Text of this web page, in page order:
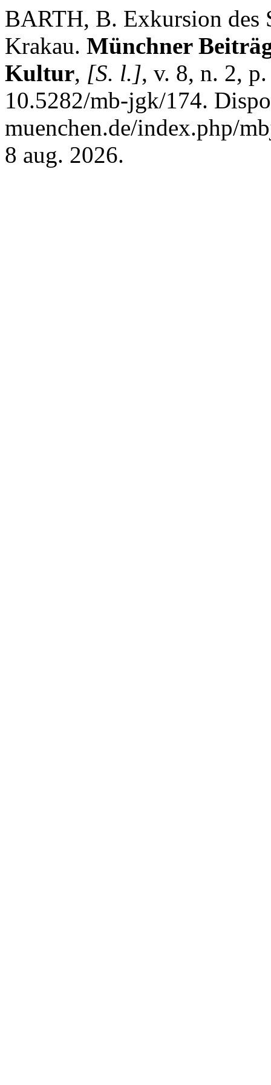
BARTH, B. Exkursion des
Krakau. Münchner
Kultur, [S. l.], v. 8, n. 2,
10.5282/mb-jgk/174.
muenchen.de/index.php/
8 aug. 2026.